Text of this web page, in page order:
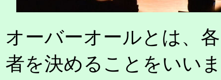
オーバーオールとは、
者を決めることをいい